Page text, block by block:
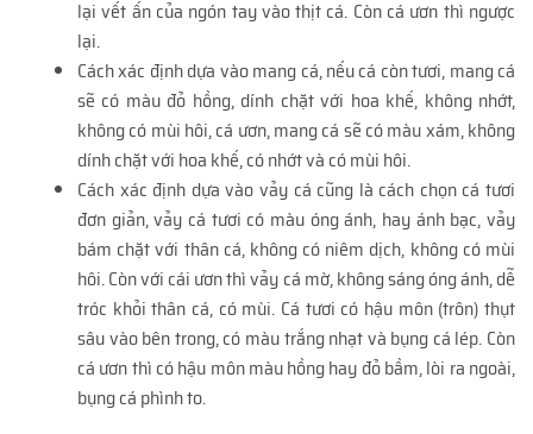
lại vết ấn của ngón tay vào thịt cá. Còn cá ươn thì ngược
lại.
Cách xác định dựa vào mang cá, nếu cá còn tươi, mang cá
sẽ có màu đỏ hồng, dính chặt với hoa khế, không nhớt,
không có mùi hôi, cá ươn, mang cá sẽ có màu xám, không
dính chặt với hoa khế, có nhớt và có mùi hôi.
Cách xác định dựa vào vảy cá cũng là cách chọn cá tươi
đơn giản, vảy cá tươi có màu óng ánh, hay ánh bạc, vảy
bám chặt với thân cá, không có niêm dịch, không có mùi
hôi. Còn với cái ươn thì vảy cá mờ, không sáng óng ánh, dễ
tróc khỏi thân cá, có mùi. Cá tươi có hậu môn (trôn) thụt
sâu vào bên trong, có màu trắng nhạt và bụng cá lép. Còn
cá ươn thì có hậu môn màu hồng hay đỏ bầm, lòi ra ngoài,
bụng cá phình to.